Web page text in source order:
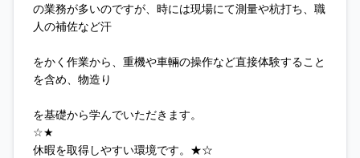
の業務が多いのですが、時には現場にて測量や杭打ち、職
人の補佐など汗
をかく作業から、重機や車輛の操作など直接体験すること
を含め、物造り
を基礎から学んでいただきます。
☆★
休暇を取得しやすい環境です。★☆